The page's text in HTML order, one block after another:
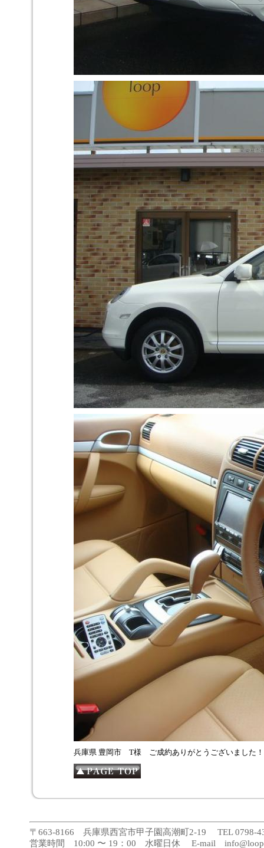
兵庫県 豊岡市 T様 ご成約ありがとうございました！
〒663-8166 兵庫県西宮市甲子園高潮町2-19 TEL 0798-
営業時間 10:00 〜 19：00 水曜日休 E-mail